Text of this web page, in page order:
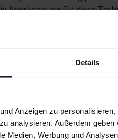
Details
Anzeigen zu
analysieren. Außerdem
Medien, Werbung und
Anerkennung für diese
zum
niedrigen
wieder als
Mercedes-Benz
Bentley wiederzubeleben.
Marke wurde schließlich
2009 – stetig an.
erweitert und umfasst